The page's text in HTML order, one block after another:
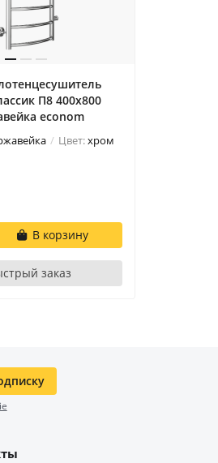
П8 400х800
econom
Цвет:хром
В корзину
заказ